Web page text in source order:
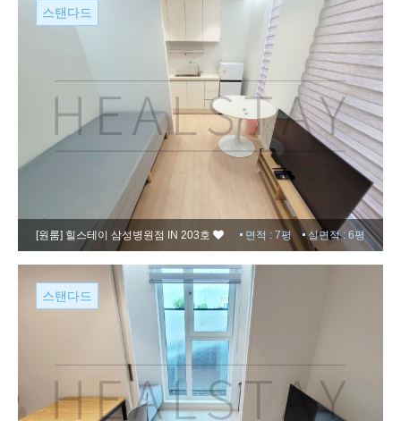
스탠다드
[원룸] 힐스테이 삼성병원점 IN 203호 면적 : 7평 실면적 : 6평
스탠다드